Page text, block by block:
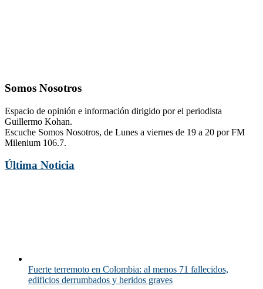
Somos Nosotros
Espacio de opinión e información dirigido por el periodista
Guillermo Kohan.
Escuche Somos Nosotros, de Lunes a viernes de 19 a 20 por FM
Milenium 106.7.
Última Noticia
Fuerte terremoto en Colombia: al menos 71 fallecidos,
edificios derrumbados y heridos graves